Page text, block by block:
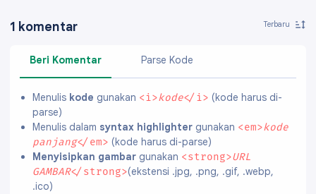
1 komentar
Beri Komentar Parse Kode
Menulis kode gunakan <i>kode</i> (kode harus di-
parse)
Menulis dalam syntax highlightergunakan <em>kode
panjang</em> (kode harus di-parse)
Menyisipkan gambargunakan <strong>URL
GAMBAR</strong>(ekstensi .jpg, .png, .gif, .webp,
.ico)